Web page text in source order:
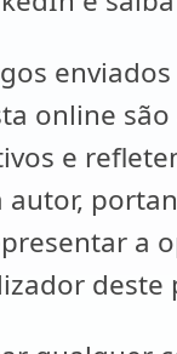
online são
e
autor,
a
deste